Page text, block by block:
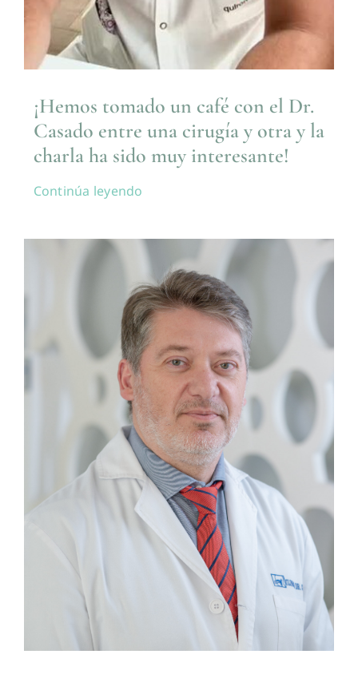
¡Hemos tomado un café con el Dr.
Casado entre una cirugía y otra y la
charla ha sido muy interesante!
Continúa leyendo